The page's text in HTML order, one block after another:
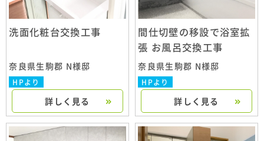
洗面化粧台交換工事
奈良県生駒郡 N様邸
HPより
詳しく見る
間仕切壁の移設で浴室拡
張 お風呂交換工事
奈良県生駒郡 N様邸
HPより
詳しく見る